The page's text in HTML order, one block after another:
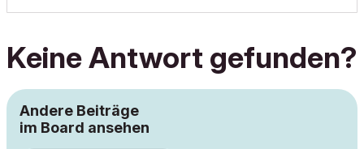
Keine Antwort gefunden?
Andere Beiträge
im Board ansehen